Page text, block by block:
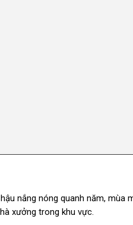
nắng nóng quanh năm, mùa
xưởng trong khu vực.